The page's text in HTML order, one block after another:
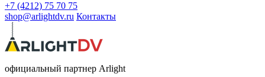
+7 (4212) 75 70 75
shop@arlightdv.ru Контакты
официальный партнер Arlight